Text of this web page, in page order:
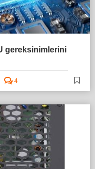
gereksinimlerini
4